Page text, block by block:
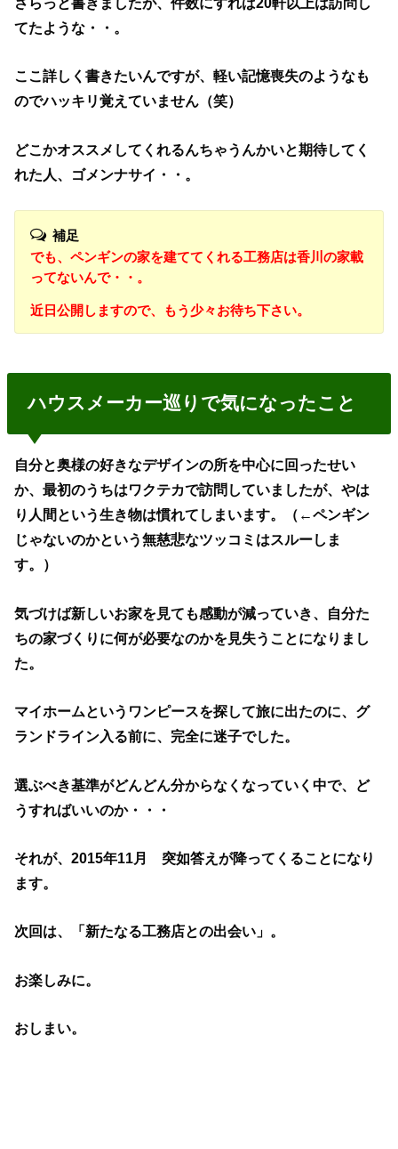
てたような・・。
ここ詳しく書きたいんですが、軽い記憶喪失のようなも
のでハッキリ覚えていません（笑）
どこかオススメしてくれるんちゃうんかいと期待してく
れた人、ゴメンナサイ・・。
補足
でも、ペンギンの家を建ててくれる工務店は香川の家載
ってないんで・・。
近日公開しますので、もう少々お待ち下さい。
ハウスメーカー巡りで気になったこと
自分と奥様の好きなデザインの所を中心に回ったせい
か、最初のうちはワクテカで訪問していましたが、やは
り人間という生き物は慣れてしまいます。（←ペンギン
じゃないのかという無慈悲なツッコミはスルーしま
す。）
気づけば新しいお家を見ても感動が減っていき、自分た
ちの家づくりに何が必要なのかを見失うことになりまし
た。
マイホームというワンピースを探して旅に出たのに、グ
ランドライン入る前に、完全に迷子でした。
選ぶべき基準がどんどん分からなくなっていく中で、ど
うすればいいのか・・・
それが、2015年11月 突如答えが降ってくることになり
ます。
次回は、「新たなる工務店との出会い」。
お楽しみに。
おしまい。